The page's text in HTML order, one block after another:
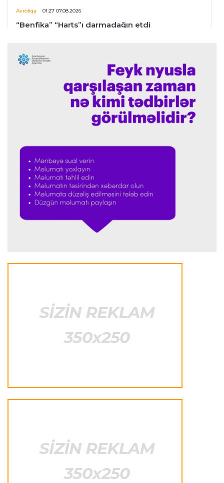
Avroliqa 01:27 07.08.2026
“Benfika” “Harts”ı darmadağın etdi
İspaniya L.L.
"Barselona" Mərakeş klubuna qarşı keçirilməsi
planlaşdırılan yoldaşlıq oyununu ləğv etdi
23:59 06.08.2026
"Prezident səlahiyyətlərindən sui-istifadə edib"
Formula-1 23:51 06.08.2026
"Antonelli çox etibarlı pilota çevrilib"
Formula-1 23:44 06.08.2026
"Antonelli mövsümün ən yaxşı pilotlarından
bənzəyir"
23:38 06.08.2026
İtaliya S.A. 23:27 06.08.2026
Neapolda Maradonanın adını daşıyan yeni
stadion tikiləcək